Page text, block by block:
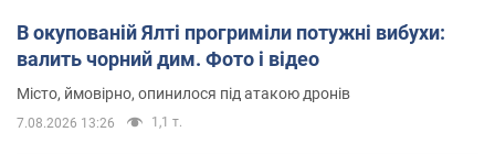
В окупованій Ялті прогриміли потужні вибухи:
валить чорний дим. Фото і відео
Місто, ймовірно, опинилося під атакою дронів
7.08.2026 13:26 1,1 т.